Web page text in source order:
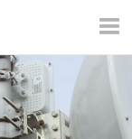
каналы